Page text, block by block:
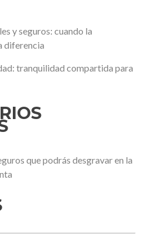
y seguros: cuando la
diferencia
tranquilidad compartida para
que podrás desgravar en la